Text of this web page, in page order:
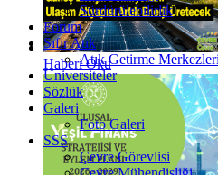
Haberi Oku
Sürdürülebilirlik
Forum
Sıfır Atık
Atık Getirme Merkezleri
Üniversiteler
Sözlük
Galeri
Foto Galeri
SSS
Çevre Görevlisi